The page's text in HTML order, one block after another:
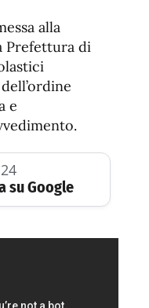
alla
Prefettura di
e
su Google